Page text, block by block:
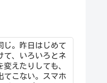
じ。昨日はじめて
て、いろいろとネ
えたりしても、
てこない。スマホ